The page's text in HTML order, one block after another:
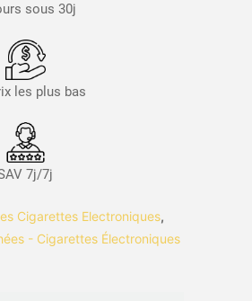
sous 30j
les plus bas
7j/7j
Cigarettes Electroniques,
- Cigarettes Électroniques